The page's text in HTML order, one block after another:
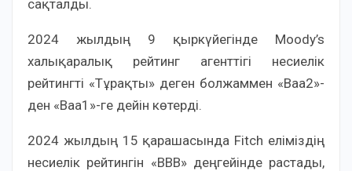
сақталды.
2024 жылдың 9 қыркүйегінде Moody’s
халықаралық рейтинг агенттігі несиелік
рейтингті «Тұрақты» деген болжаммен «Ваа2»-
ден «Ваа1»-ге дейін көтерді.
2024 жылдың 15 қарашасында Fitch еліміздің
несиелік рейтингін «BBB» деңгейінде растады,